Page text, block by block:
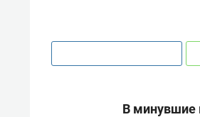
В минувшие